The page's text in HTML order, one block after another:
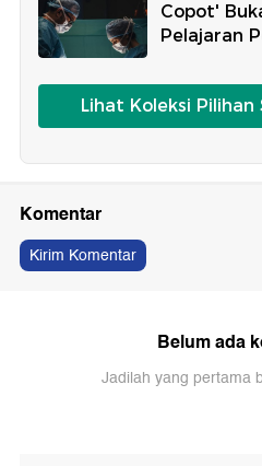
Copot'
Pelajaran
Lihat Koleksi Pilihan
Komentar
Kirim Komentar
Belum ada
Jadilah yang pertama